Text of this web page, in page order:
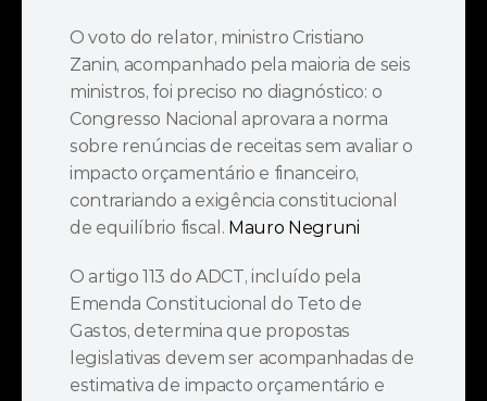
O voto do relator, ministro Cristiano
Zanin, acompanhado pela maioria de seis
ministros, foi preciso no diagnóstico: o
Congresso Nacional aprovara a norma
sobre renúncias de receitas sem avaliar o
impacto orçamentário e financeiro,
contrariando a exigência constitucional
de equilíbrio fiscal. Mauro Negruni
O artigo 113 do ADCT, incluído pela
Emenda Constitucional do Teto de
Gastos, determina que propostas
legislativas devem ser acompanhadas de
estimativa de impacto orçamentário e